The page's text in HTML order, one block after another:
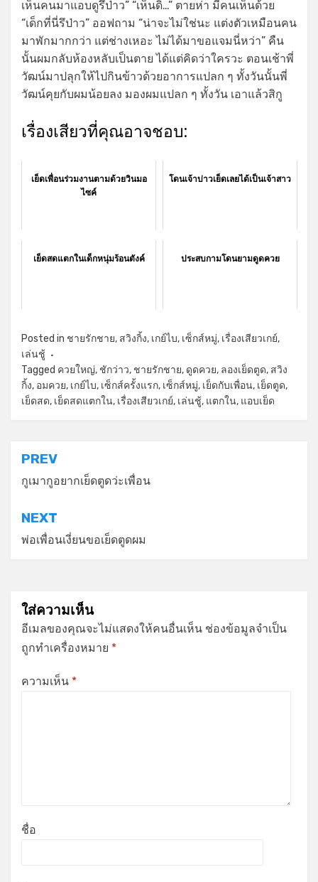
เห็นคนมาแอบดูรึป่าว” “เห็นดิ…” ตายห่า มีคนเห็นด้วย
“เด็กที่นี่รึป่าว” ออฟถาม “น่าจะไม่ใช่นะ แต่งตัวเหมือนคน
มาพักมากกว่า แต่ช่างเหอะ ไม่ได้มาขอแจมนี่หว่า” คืน
นั้นผมกลับห้องหลับเป็นตาย ได้แต่คิดว่าใครวะ ตอนเช้าพี่
วัฒน์มาปลุกให้ไปกินข้าวด้วยอาการแปลก ๆ ทั้งวันนั้นพี่
วัฒน์คุยกับผมน้อยลง มองผมแปลก ๆ ทั้งวัน เอาแล้วสิกู
เรื่องเสียวที่คุณอาจชอบ:
เย็ดเพื่อนร่วมงานตามด้วยวินมอ
ไซค์
โดนเจ้าบ่าวเย็ดเลยได้เป็นเจ้าสาว
เย็ดสดแตกในเด็กหนุ่มร้อนตังค์ ประสบกามโดนยามดูดควย
Posted in ชายรักชาย, สวิงกิ้ง, เกย์ไบ, เซ็กส์หมู่, เรื่องเสียวเกย์,
เล่นชู้
Tagged ควยใหญ่, ชักว่าว, ชายรักชาย, ดูดควย, ลองเย็ดตูด, สวิง
กิ้ง, อมควย, เกย์ไบ, เซ็กส์ครั้งแรก, เซ็กส์หมู่, เย็ดกับเพื่อน, เย็ดตูด,
เย็ดสด, เย็ดสดแตกใน, เรื่องเสียวเกย์, เล่นชู้, แตกใน, แอบเย็ด
แนะแนว
เรื่อง
PREV
กูเมากูอยากเย็ดตูดว่ะเพื่อน
NEXT
พ่อเพื่อนเงี่ยนขอเย็ดตูดผม
ใส่ความเห็น
อีเมลของคุณจะไม่แสดงให้คนอื่นเห็น ช่องข้อมูลจำเป็น
ถูกทำเครื่องหมาย *
ความเห็น *
ชื่อ